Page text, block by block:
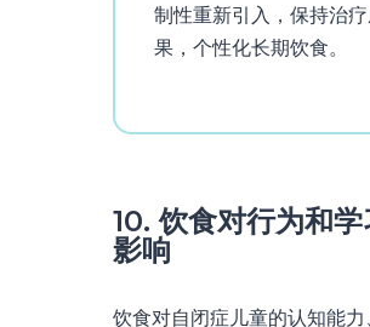
制性重新引入，保持治
果，个性化长期饮食。
10. 饮食对行为和学
影响
饮食对自闭症儿童的认知能